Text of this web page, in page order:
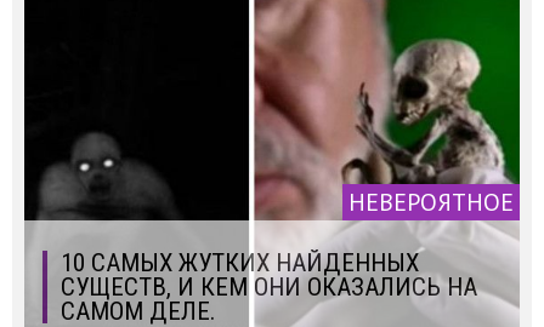
НЕВЕРОЯТНОЕ
10 САМЫХ ЖУТКИХ НАЙДЕННЫХ
СУЩЕСТВ, И КЕМ ОНИ ОКАЗАЛИСЬ НА
САМОМ ДЕЛЕ.